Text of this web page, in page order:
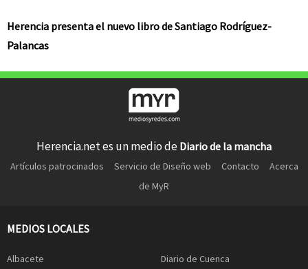
Herencia presenta el nuevo libro de Santiago Rodríguez-
Palancas
Herencia.net es un medio de Diario de la mancha
Artículos patrocinados Servicio de Diseño web Contacto
Acerca
de MyR
MEDIOS LOCALES
Albacete Diario de Cuenca